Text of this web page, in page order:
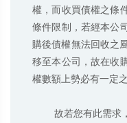
權，而收買債權之條
條件限制，若經本公
購後債權無法回收之
移至本公司，故在收
權數額上勢必有一定之